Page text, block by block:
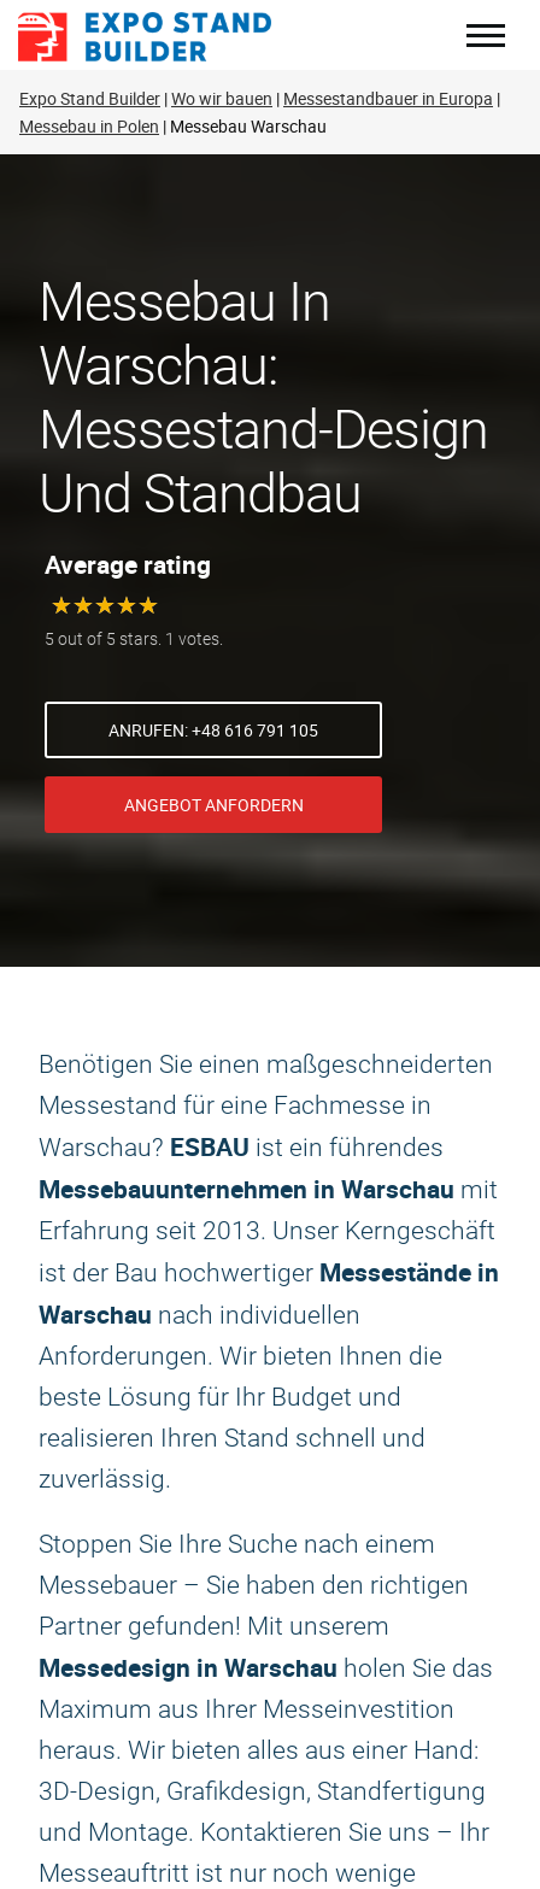
Zum
Inhalt
Expo Stand Builder Wo wir bauen Messestandbauer in Europa
Messebau in Polen Messebau Warschau
Messebau In
Warschau:
Messestand-Design
Und Standbau
Average rating
★★★★★
★★★★★
5 out of 5 stars. 1 votes.
ANRUFEN: +48 616 791 105
ANGEBOT ANFORDERN
Benötigen Sie einen maßgeschneiderten
Messestand für eine Fachmesse in
Warschau? ESBAU ist ein führendes
Messebauunternehmen in Warschau mit
Erfahrung seit 2013. Unser Kerngeschäft
ist der Bau hochwertiger Messestände in
Warschau nach individuellen
Anforderungen. Wir bieten Ihnen die
beste Lösung für Ihr Budget und
realisieren Ihren Stand schnell und
zuverlässig.
Stoppen Sie Ihre Suche nach einem
Messebauer – Sie haben den richtigen
Partner gefunden! Mit unserem
Messedesign in Warschau holen Sie das
Maximum aus Ihrer Messeinvestition
heraus. Wir bieten alles aus einer Hand:
3D-Design, Grafikdesign, Standfertigung
und Montage. Kontaktieren Sie uns – Ihr
Messeauftritt ist nur noch wenige